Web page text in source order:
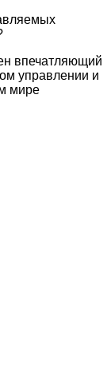
впечатляющий
управлении и
мире